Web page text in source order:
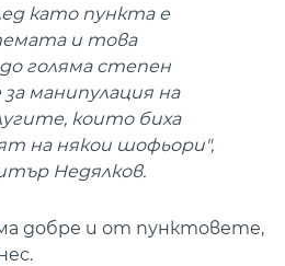
като пункта е
и това
голяма степен
манипулация на
които биха
на някои шофьори",
Недялков.
добре и от пунктовете,